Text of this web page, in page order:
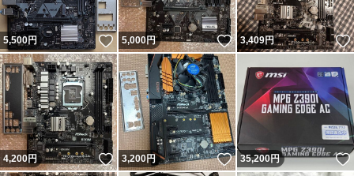
●送料が安い、ヤフオク専用宅配
●クリックポスト（*大きさにより送れないものもございま
す）
書籍関係（※注意）
● ゆうメール（旧冊子小包）
● 定形外郵便
5,500円 いいね！
5,000円 いいね！
3,409円
4,200円 いいね！
3,200円 いいね！
35,200円